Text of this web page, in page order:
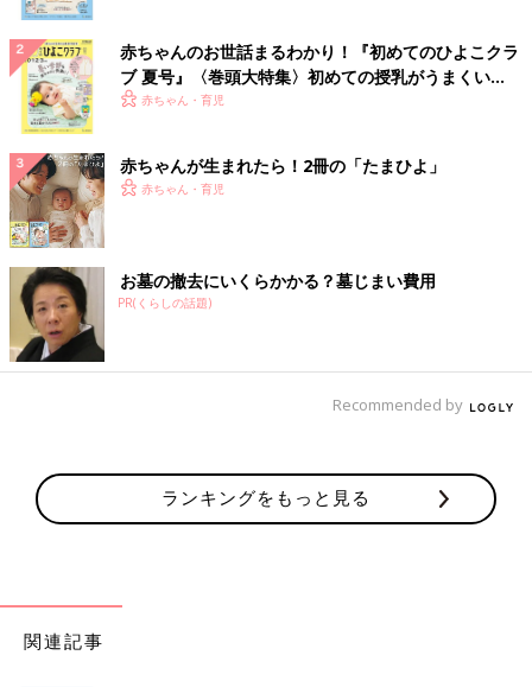
赤ちゃんのお世話まるわかり！『初めてのひよこクラ
ブ 夏号』〈巻頭大特集〉初めての授乳がうまくい
く！ おっぱい・ミルクの基本と夏のトラブル 解決テ
赤ちゃん・育児
赤ちゃんが生まれたら！2冊の「たまひよ」
赤ちゃん・育児
お墓の撤去にいくらかかる？墓じまい費用
PR(くらしの話題)
Recommended by
ランキングをもっと見る
関連記事